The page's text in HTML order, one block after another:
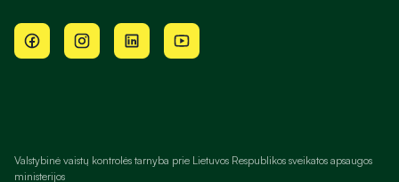
Valstybinė vaistų kontrolės tarnyba prie Lietuvos Respublikos sveikatos apsaugos
ministerijos